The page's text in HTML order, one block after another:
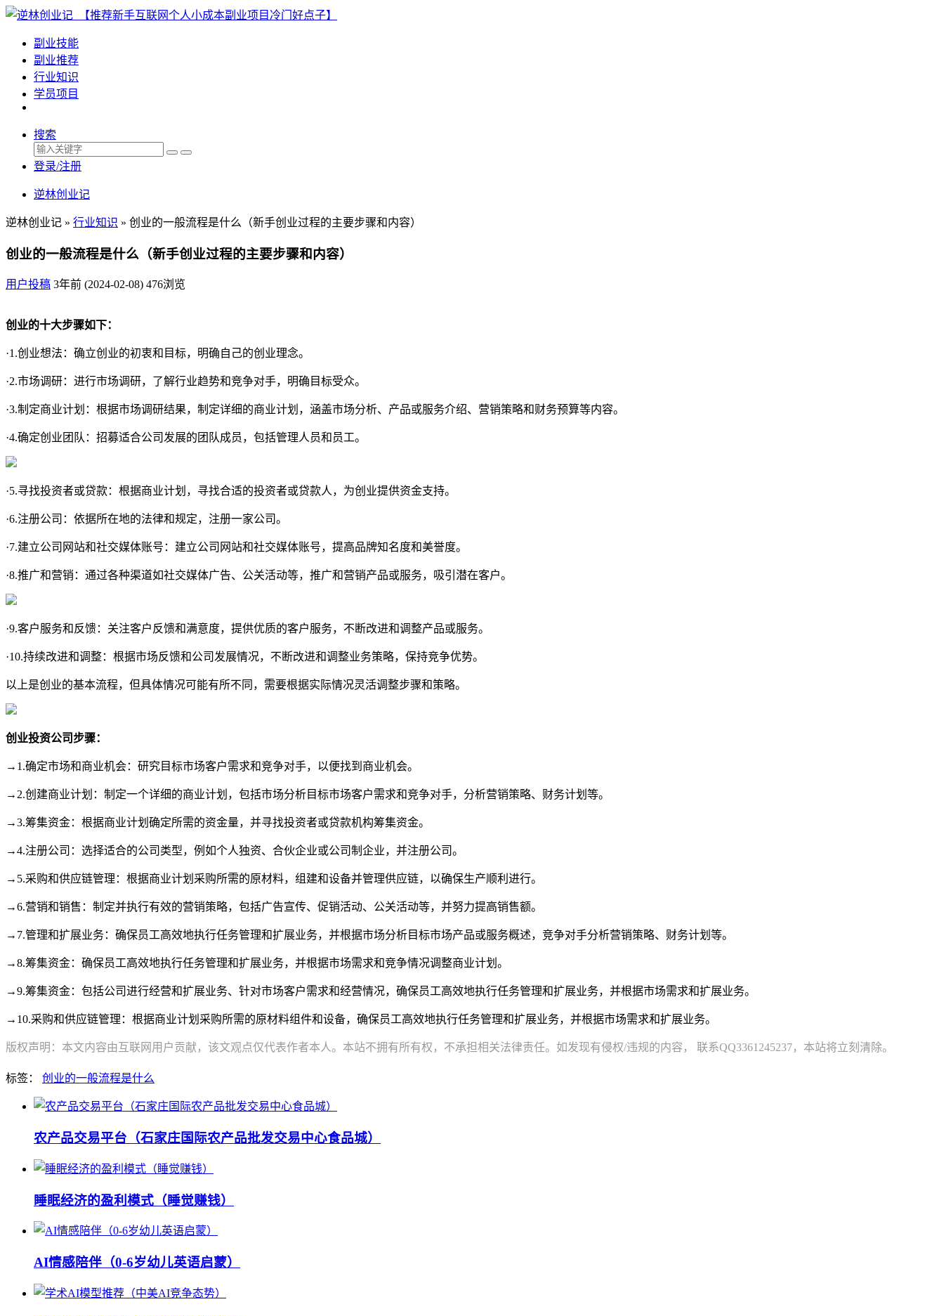
副业技能
副业推荐
行业知识
学员项目
搜索
登录/注册
逆林创业记
逆林创业记 » 行业知识 » 创业的一般流程是什么（新手创业过程的主要步骤和内容）
创业的一般流程是什么（新手创业过程的主要步骤和内容）
用户投稿 3年前 (2024-02-08) 476浏览
创业的十大步骤如下：
·1.创业想法：确立创业的初衷和目标，明确自己的创业理念。
·2.市场调研：进行市场调研，了解行业趋势和竞争对手，明确目标受众。
·3.制定商业计划：根据市场调研结果，制定详细的商业计划，涵盖市场分析、产品或服务介绍、营销策略和财务预算等内容。
·4.确定创业团队：招募适合公司发展的团队成员，包括管理人员和员工。
·5.寻找投资者或贷款：根据商业计划，寻找合适的投资者或贷款人，为创业提供资金支持。
·6.注册公司：依据所在地的法律和规定，注册一家公司。
·7.建立公司网站和社交媒体账号：建立公司网站和社交媒体账号，提高品牌知名度和美誉度。
·8.推广和营销：通过各种渠道如社交媒体广告、公关活动等，推广和营销产品或服务，吸引潜在客户。
·9.客户服务和反馈：关注客户反馈和满意度，提供优质的客户服务，不断改进和调整产品或服务。
·10.持续改进和调整：根据市场反馈和公司发展情况，不断改进和调整业务策略，保持竞争优势。
以上是创业的基本流程，但具体情况可能有所不同，需要根据实际情况灵活调整步骤和策略。
创业投资公司步骤：
→1.确定市场和商业机会：研究目标市场客户需求和竞争对手，以便找到商业机会。
→2.创建商业计划：制定一个详细的商业计划，包括市场分析目标市场客户需求和竞争对手，分析营销策略、财务计划等。
→3.筹集资金：根据商业计划确定所需的资金量，并寻找投资者或贷款机构筹集资金。
→4.注册公司：选择适合的公司类型，例如个人独资、合伙企业或公司制企业，并注册公司。
→5.采购和供应链管理：根据商业计划采购所需的原材料，组建和设备并管理供应链，以确保生产顺利进行。
→6.营销和销售：制定并执行有效的营销策略，包括广告宣传、促销活动、公关活动等，并努力提高销售额。
→7.管理和扩展业务：确保员工高效地执行任务管理和扩展业务，并根据市场分析目标市场产品或服务概述，竞争对手分析营销策略、财务计划等。
→8.筹集资金：确保员工高效地执行任务管理和扩展业务，并根据市场需求和竞争情况调整商业计划。
→9.筹集资金：包括公司进行经营和扩展业务、针对市场客户需求和经营情况，确保员工高效地执行任务管理和扩展业务，并根据市场需求和扩展业务。
→10.采购和供应链管理：根据商业计划采购所需的原材料组件和设备，确保员工高效地执行任务管理和扩展业务，并根据市场需求和扩展业务。
版权声明：本文内容由互联网用户贡献，该文观点仅代表作者本人。本站不拥有所有权，不承担相关法律责任。如发现有侵权/违规的内容， 联系QQ3361245237，本站将立刻清除。
标签： 创业的一般流程是什么
农产品交易平台（石家庄国际农产品批发交易中心食品城）
睡眠经济的盈利模式（睡觉赚钱）
AI情感陪伴（0-6岁幼儿英语启蒙）